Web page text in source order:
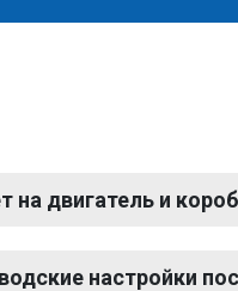
на двигатель и
настройки